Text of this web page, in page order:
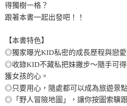
得獨樹一格？
跟著本書一起出發吧！！
【本書特色】
◎獨家曝光KID私密的成長歷程與戀愛
◎收錄KID不藏私把妹撇步～隨手可
獲女孩的心。
◎只要用心，隨處都可以成為旅遊景點
◎「野人冒險地圖」，讓你按圖索驥